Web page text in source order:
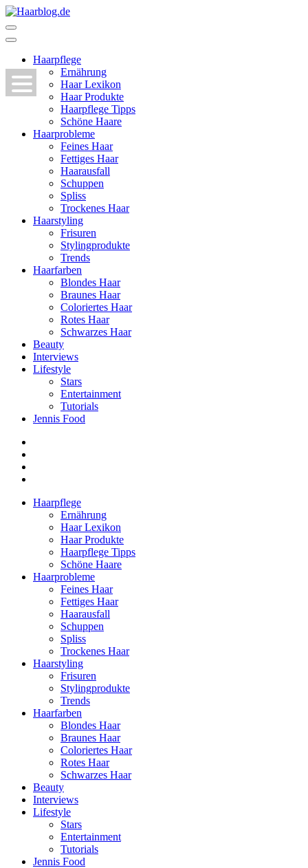
Zum
Inhalt
springen
drücken)Haarpflege
Ernährung
Haar Lexikon
Haar Produkte
Haarpflege Tipps
Schöne Haare
Haarprobleme
Feines Haar
Fettiges Haar
Haarausfall
Schuppen
Spliss
Trockenes Haar
Haarstyling
Frisuren
Stylingprodukte
Trends
Haarfarben
Blondes Haar
Braunes Haar
Coloriertes Haar
Rotes Haar
Schwarzes Haar
Beauty
Interviews
Lifestyle
Stars
Entertainment
Tutorials
Jennis Food
Haarpflege
Ernährung
Haar Lexikon
Haar Produkte
Haarpflege Tipps
Schöne Haare
Haarprobleme
Feines Haar
Fettiges Haar
Haarausfall
Schuppen
Spliss
Trockenes Haar
Haarstyling
Frisuren
Stylingprodukte
Trends
Haarfarben
Blondes Haar
Braunes Haar
Coloriertes Haar
Rotes Haar
Schwarzes Haar
Beauty
Interviews
Lifestyle
Stars
Entertainment
Tutorials
Jennis Food